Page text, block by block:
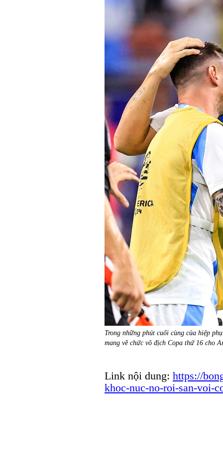
Trong những phút cuối cùng của hiệp
mang về chức vô địch Copa thứ 16 cho
Link nội dung: https://
khoc-nuc-no-roi-san-voi-